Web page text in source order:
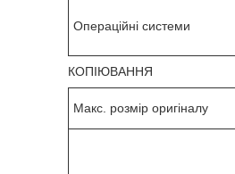
Операційні системи
КОПІЮВАННЯ
Макс. розмір оригіналу